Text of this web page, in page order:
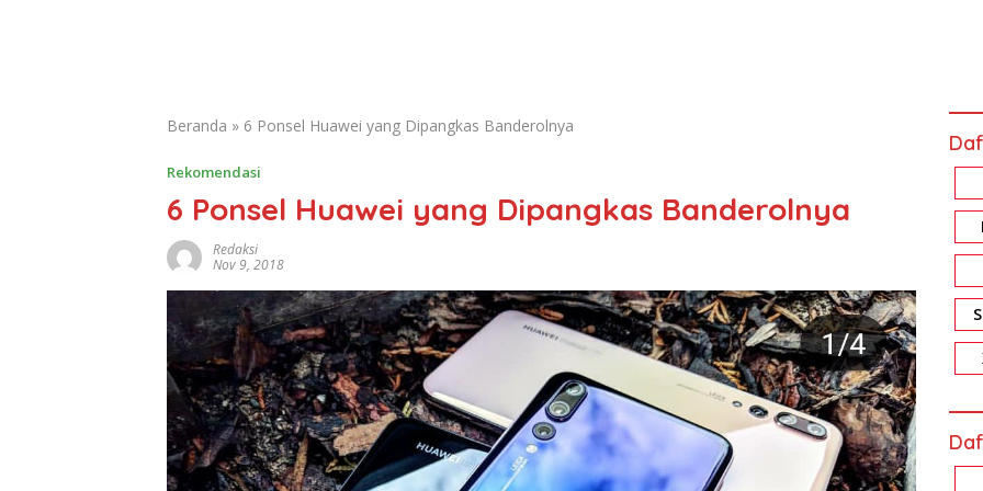
Beranda » 6 Ponsel Huawei yang Dipangkas Banderolnya
Rekomendasi
6 Ponsel Huawei yang Dipangkas Banderolnya
Redaksi
Nov 9, 2018